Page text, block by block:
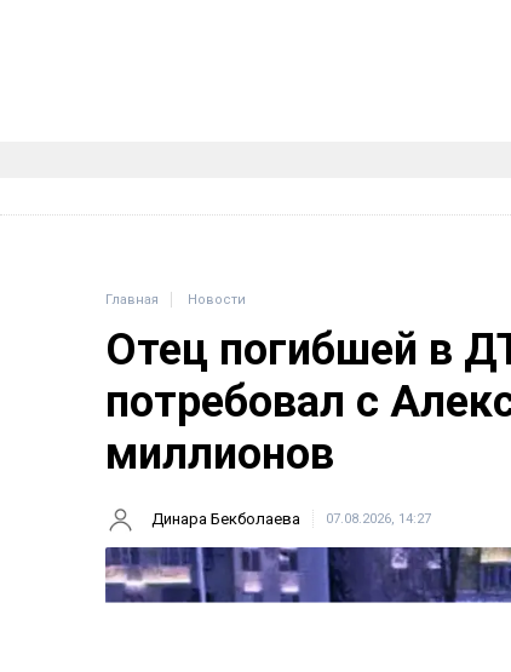
Главная Новости
Отец погибшей в
потребовал с
миллионов
Динара Бекболаева 07.08.2026, 14:27